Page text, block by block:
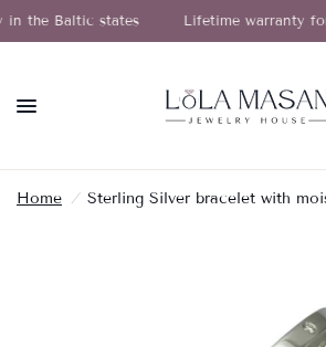
Baltic states Lifetime warranty for all
Home / Sterling Silver bracelet with
New